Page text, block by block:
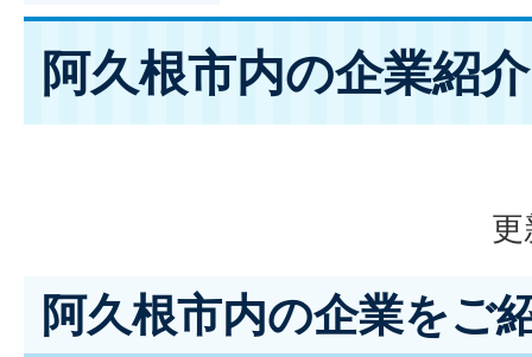
阿久根市内の企業紹介
阿久根市内の企業をご